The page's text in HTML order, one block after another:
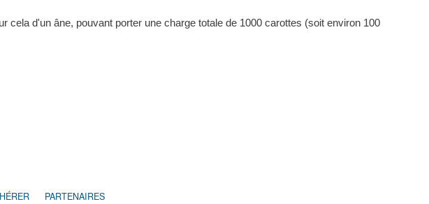
d'un âne, pouvant porter une charge totale de 1000 carottes (soit environ 100
PARTENAIRES